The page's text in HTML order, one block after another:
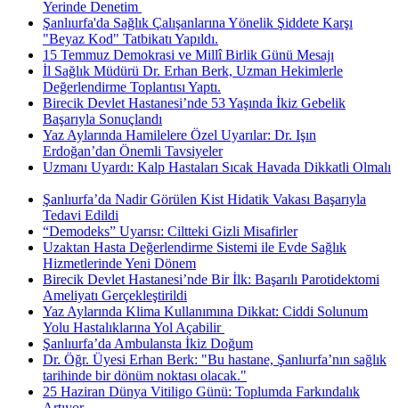
Yerinde Denetim ​
Şanlıurfa'da Sağlık Çalışanlarına Yönelik Şiddete Karşı
"Beyaz Kod" Tatbikatı Yapıldı.
15 Temmuz Demokrasi ve Millî Birlik Günü Mesajı
İl Sağlık Müdürü Dr. Erhan Berk, Uzman Hekimlerle
Değerlendirme Toplantısı Yaptı.
Birecik Devlet Hastanesi’nde 53 Yaşında İkiz Gebelik
Başarıyla Sonuçlandı
Yaz Aylarında Hamilelere Özel Uyarılar: Dr. Işın
Erdoğan’dan Önemli Tavsiyeler
Uzmanı Uyardı: Kalp Hastaları Sıcak Havada Dikkatli Olmalı
Şanlıurfa’da Nadir Görülen Kist Hidatik Vakası Başarıyla
Tedavi Edildi
“Demodeks” Uyarısı: Ciltteki Gizli Misafirler
Uzaktan Hasta Değerlendirme Sistemi ile Evde Sağlık
Hizmetlerinde Yeni Dönem
Birecik Devlet Hastanesi’nde Bir İlk: Başarılı Parotidektomi
Ameliyatı Gerçekleştirildi
Yaz Aylarında Klima Kullanımına Dikkat: Ciddi Solunum
Yolu Hastalıklarına Yol Açabilir ​
Şanlıurfa’da Ambulansta İkiz Doğum
Dr. Öğr. Üyesi Erhan Berk: "Bu hastane, Şanlıurfa’nın sağlık
tarihinde bir dönüm noktası olacak."
25 Haziran Dünya Vitiligo Günü: Toplumda Farkındalık